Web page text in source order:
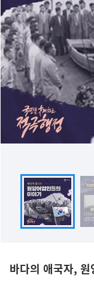
바다의 애국자,